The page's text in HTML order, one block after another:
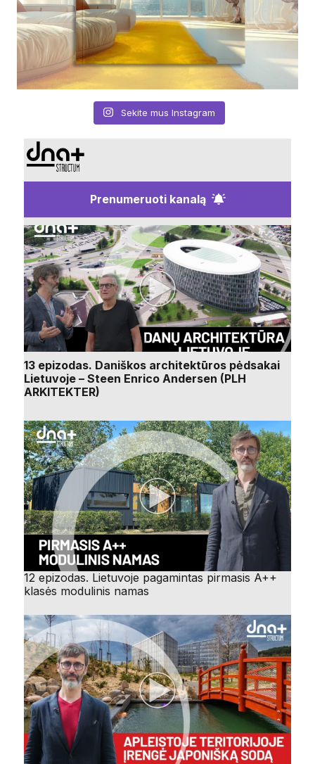
Sekite mus Instagram
Prenumeruoti kanalą
13 epizodas. Daniškos architektūros pėdsakai
Lietuvoje – Steen Enrico Andersen (PLH
ARKITEKTER)
12 epizodas. Lietuvoje pagamintas pirmasis A++
klasės modulinis namas